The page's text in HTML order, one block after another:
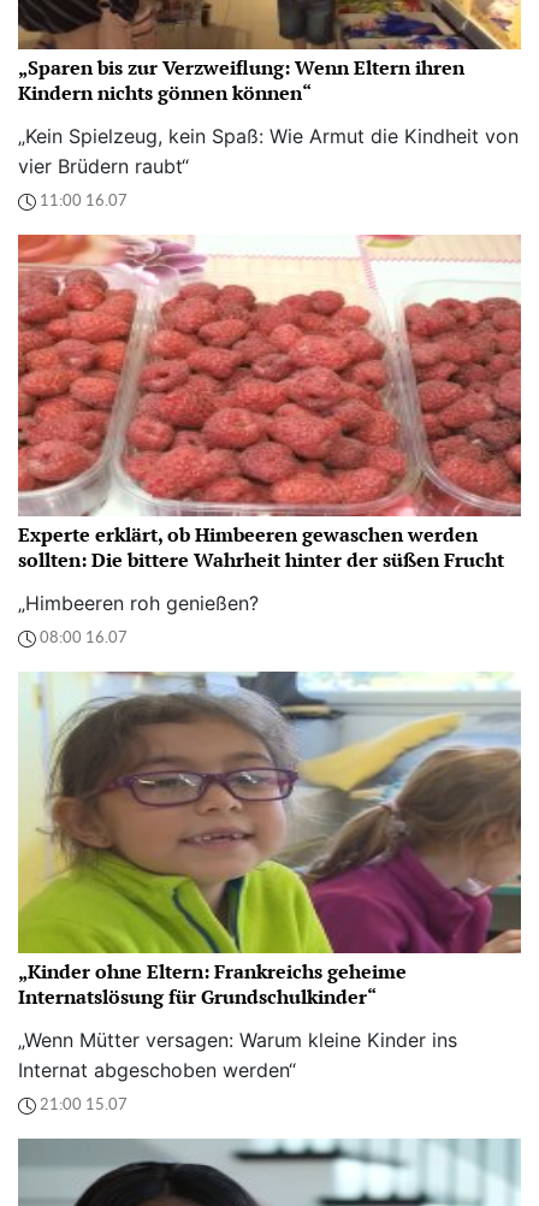
„Sparen bis zur Verzweiflung: Wenn Eltern ihren
Kindern nichts gönnen können“
„Kein Spielzeug, kein Spaß: Wie Armut die Kindheit von
vier Brüdern raubt“
11:00 16.07
Experte erklärt, ob Himbeeren gewaschen werden
sollten: Die bittere Wahrheit hinter der süßen Frucht
„Himbeeren roh genießen?
08:00 16.07
„Kinder ohne Eltern: Frankreichs geheime
Internatslösung für Grundschulkinder“
„Wenn Mütter versagen: Warum kleine Kinder ins
Internat abgeschoben werden“
21:00 15.07